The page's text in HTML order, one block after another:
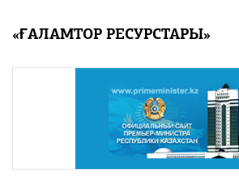
«ҒАЛАМТОР РЕСУРСТАРЫ»